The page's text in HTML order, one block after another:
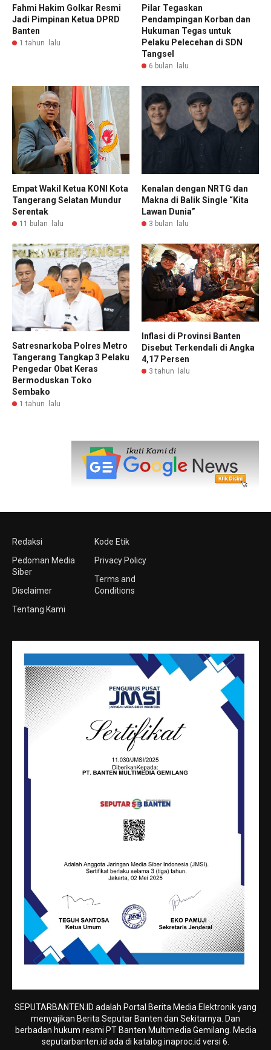
Fahmi Hakim Golkar Resmi
Jadi Pimpinan Ketua DPRD
Banten
1 tahun lalu
Pilar Tegaskan
Pendampingan Korban dan
Hukuman Tegas untuk
Pelaku Pelecehan di SDN
Tangsel
6 bulan lalu
Empat Wakil Ketua KONI Kota
Tangerang Selatan Mundur
Serentak
11 bulan lalu
Kenalan dengan NRTG dan
Makna di Balik Single “Kita
Lawan Dunia”
3 bulan lalu
Satresnarkoba Polres Metro
Tangerang Tangkap 3 Pelaku
Pengedar Obat Keras
Bermoduskan Toko
Sembako
1 tahun lalu
Inflasi di Provinsi Banten
Disebut Terkendali di Angka
4,17 Persen
3 tahun lalu
Redaksi
Pedoman Media
Siber
Disclaimer
Tentang Kami
Kode Etik
Privacy Policy
Terms and
Conditions
SEPUTARBANTEN.ID adalah Portal Berita Media Elektronik yang
menyajikan Berita Seputar Banten dan Sekitarnya. Dan
berbadan hukum resmi PT Banten Multimedia Gemilang. Media
seputarbanten.id ada di katalog.inaproc.id versi 6.